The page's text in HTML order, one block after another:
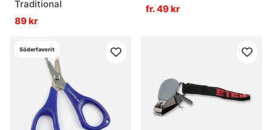
Traditional
89 kr
fr. 49 kr
Söderfavorit